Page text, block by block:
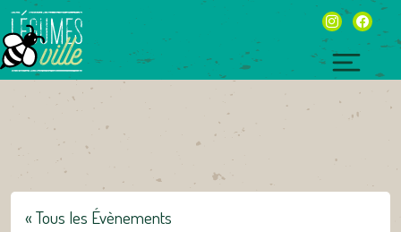
Skip
to
content
instagram
« Tous les Évènements